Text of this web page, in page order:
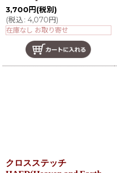
3,700 円 (税別)
(税込: 4,070円)
在庫なし お取り寄せ
クロスステッチ